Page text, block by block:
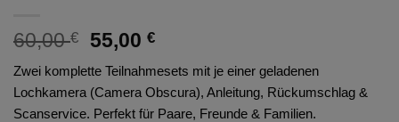
60,00€
Ursprünglicher
war:
60,00 €
55,00 €Aktueller
ist:
55,00 €.
Zwei komplette Teilnahmesets mit je einer geladenen
Lochkamera (Camera Obscura), Anleitung, Rückumschlag &
Scanservice. Perfekt für Paare, Freunde & Familien.